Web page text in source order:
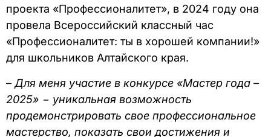
проекта «Профессионалитет», в 2024 году она
провела Всероссийский классный час
«Профессионалитет: ты в хорошей компании!»
для школьников Алтайского края.
– Для меня участие в конкурсе «Мастер года –
2025» − уникальная возможность
продемонстрировать свое профессиональное
мастерство, показать свои достижения и